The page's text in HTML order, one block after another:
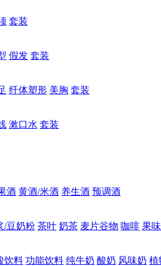
套装
假发 套装
纤体塑形 美胸 套装
漱口水 套装
酒 黄酒/米酒 养生酒 预调酒
/豆奶粉 茶叶 奶茶 麦片谷物 咖啡 果
饮料 功能饮料 纯牛奶 酸奶 风味奶 植